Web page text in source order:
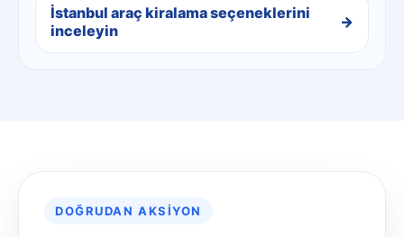
İstanbul araç kiralama seçeneklerini
inceleyin
DOĞRUDAN AKSIYON